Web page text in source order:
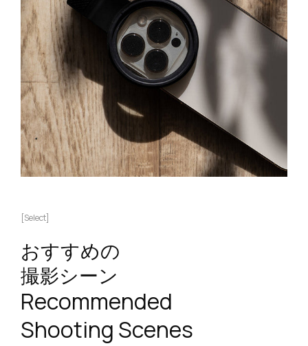
[Select]
おすすめの
撮影シーン
Recommended
Shooting Scenes